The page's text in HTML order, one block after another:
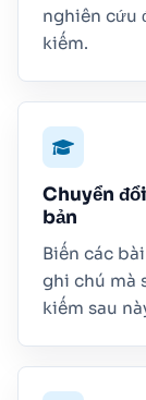
nghiên cứu
kiếm.
Chuyển
bản
Biến các
ghi chú mà
kiếm sau